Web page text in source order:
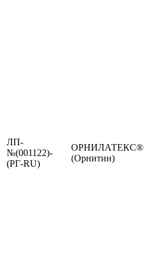
ЛП-
№(001122)-
(РГ-RU)
ОРНИЛАТЕКС®
(Орнитин)